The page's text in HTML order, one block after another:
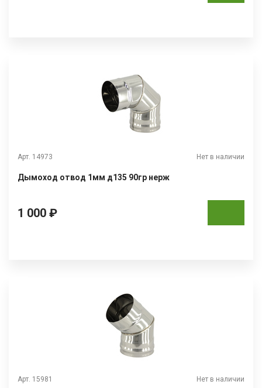
Арт. 14973 Нет в наличии
Дымоход отвод 1мм д135 90гр нерж
1 000 ₽
Арт. 15981 Нет в наличии